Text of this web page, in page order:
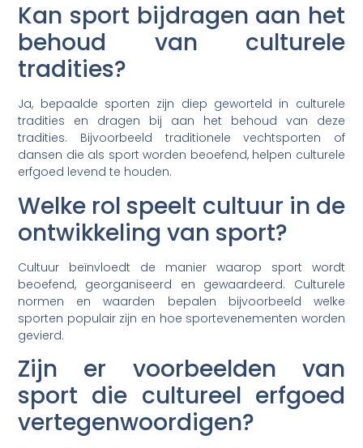
Kan sport bijdragen aan het
behoud van culturele
tradities?
Ja, bepaalde sporten zijn diep geworteld in culturele
tradities en dragen bij aan het behoud van deze
tradities. Bijvoorbeeld traditionele vechtsporten of
dansen die als sport worden beoefend, helpen culturele
erfgoed levend te houden.
Welke rol speelt cultuur in de
ontwikkeling van sport?
Cultuur beïnvloedt de manier waarop sport wordt
beoefend, georganiseerd en gewaardeerd. Culturele
normen en waarden bepalen bijvoorbeeld welke
sporten populair zijn en hoe sportevenementen worden
gevierd.
Zijn er voorbeelden van
sport die cultureel erfgoed
vertegenwoordigen?